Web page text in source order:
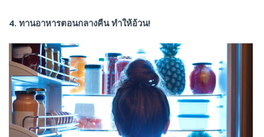
4. ทานอาหารตอนกลางคืน ทำให้อ้วน!